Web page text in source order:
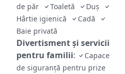
de păr
Toaletă
Duş
Hârtie igienică
Cadă
Baie privată
Divertisment și servicii
pentru familii:
Capace
de siguranță pentru prize